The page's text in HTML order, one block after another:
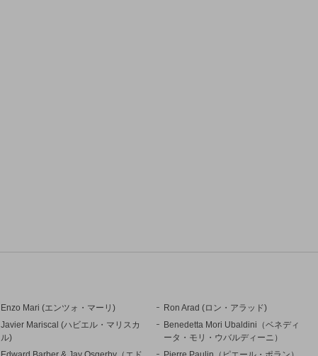
Enzo Mari (エンツォ・マーリ)
Javier Mariscal (ハビエル・マリスカ
ル)
Ron Arad (ロン・アラッド)
Benedetta Mori Ubaldini（ベネディ
ータ・モリ・ウバルディーニ）